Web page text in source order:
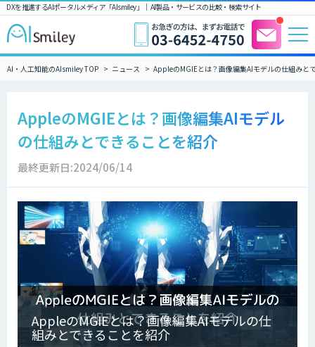
DXを推進するAIポータルメディア「AIsmiley」｜ AI製品・サービスの比較・検索サイト
AI・人工知能のAIsmiley TOP ニュース AppleのMGIEとは？画像編集AIモデルの仕組みと
AppleのMGIEとは？画像編集AIモデル
の仕組みとできることを紹介
最終更新日:2024/06/14
AppleのMGIEとは？画像編集AIモデルの仕
組みとできることを紹介